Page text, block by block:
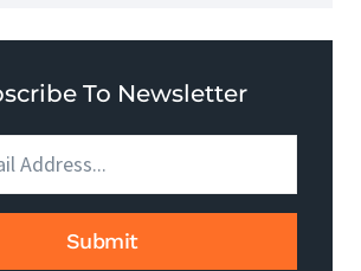
UZYSKAĆ?
To Newsletter
Submit